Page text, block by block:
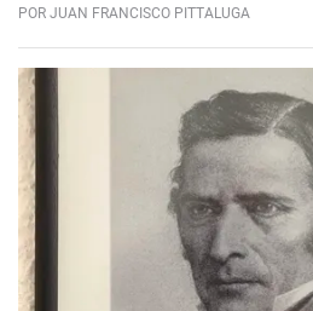
POR JUAN FRANCISCO PITTALUGA